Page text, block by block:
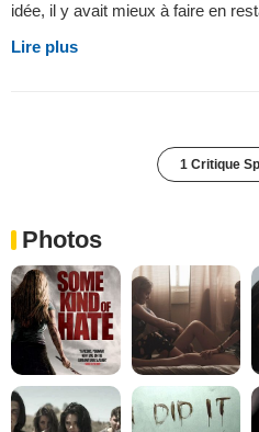
idée, il y avait mieux à faire en
Lire plus
1 Critique
Photos